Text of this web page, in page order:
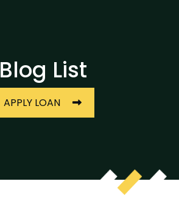
Blog List
APPLY LOAN